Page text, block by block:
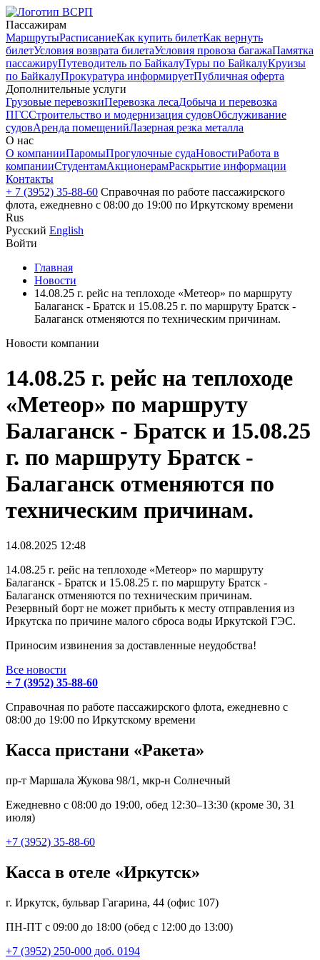
Пассажирам
МаршрутыРасписаниеКак купить билетКак вернуть
билетУсловия возврата билетаУсловия провоза багажаПамятка
пассажируПутеводитель по БайкалуТуры по БайкалуКруизы
по БайкалуПрокуратура информируетПубличная оферта
Дополнительные услуги
Грузовые перевозкиПеревозка лесаДобыча и перевозка
ПГССтроительство и модернизация судовОбслуживание
судовАренда помещенийЛазерная резка металла
О нас
О компанииПаромыПрогулочные судаНовостиРабота в
компанииСтудентамАкционерамРаскрытие информации
Контакты
+ 7 (3952) 35-88-60 Справочная по работе пассажирского
флота, ежедневно с 08:00 до 19:00 по Иркутскому времени
Rus
Русский English
Войти
Главная
Новости
14.08.25 г. рейс на теплоходе «Метеор» по маршруту
Балаганск - Братск и 15.08.25 г. по маршруту Братск -
Балаганск отменяются по техническим причинам.
Новости компании
14.08.25 г. рейс на теплоходе
«Метеор» по маршруту
Балаганск - Братск и 15.08.25
г. по маршруту Братск -
Балаганск отменяются по
техническим причинам.
14.08.2025 12:48
14.08.25 г. рейс на теплоходе «Метеор» по маршруту
Балаганск - Братск и 15.08.25 г. по маршруту Братск -
Балаганск отменяются по техническим причинам.
Резервный борт не может прибыть к месту отправления из
Иркутска по причине малого сброса воды Иркутской ГЭС.
Приносим извинения за доставленные неудобства!
Все новости
+ 7 (3952) 35-88-60
Справочная по работе пассажирского флота, ежедневно с
08:00 до 19:00 по Иркутскому времени
Касса пристани «Ракета»
пр-т Маршала Жукова 98/1, мкр-н Солнечный
Ежедневно с 08:00 до 19:00, обед 12:30–13:30 (кроме 30, 31
июля)
+7 (3952) 35-88-60
Касса в отеле «Иркутск»
г. Иркутск, бульвар Гагарина, 44 (офис 107)
ПН-ПТ с 09:00 до 18:00 (обед с 12:00 до 13:00)
+7 (3952) 250-000 доб. 0194